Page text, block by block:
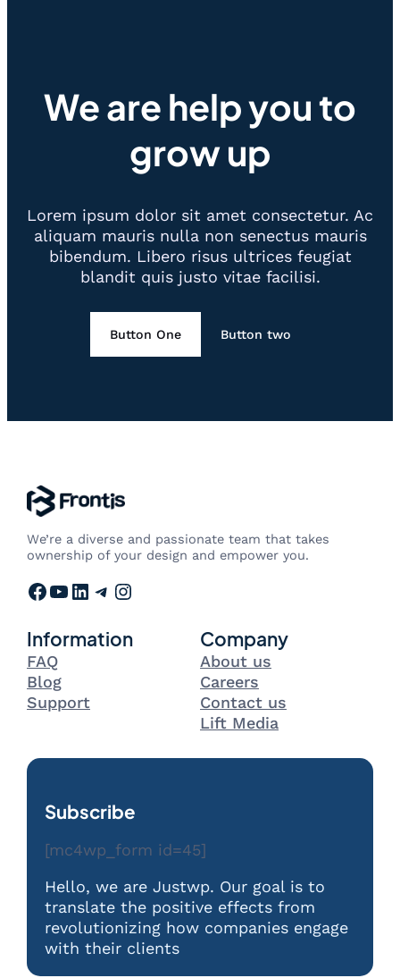
We are help you to
grow up
Lorem ipsum dolor sit amet consectetur. Ac
aliquam mauris nulla non senectus mauris
bibendum. Libero risus ultrices feugiat
blandit quis justo vitae facilisi.
Button One Button two
We’re a diverse and passionate team that takes
ownership of your design and empower you.
Facebook YouTube LinkedIn Telegram Instagram
Information
FAQ
Blog
Support
Company
About us
Careers
Contact us
Lift Media
Subscribe
[mc4wp_form id=45]
Hello, we are Justwp. Our goal is to
translate the positive effects from
revolutionizing how companies engage
with their clients